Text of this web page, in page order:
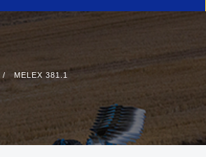
MELEX 381.1